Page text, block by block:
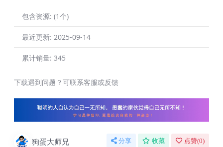
包含资源: (1个)
最近更新: 2025-09-14
累计销量: 345
下载遇到问题？可联系客服或反馈
狗蛋大师兄 分享 收藏 点赞(0)